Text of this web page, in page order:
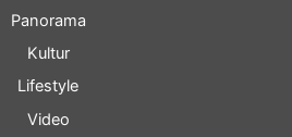
Panorama
Kultur
Lifestyle
Video